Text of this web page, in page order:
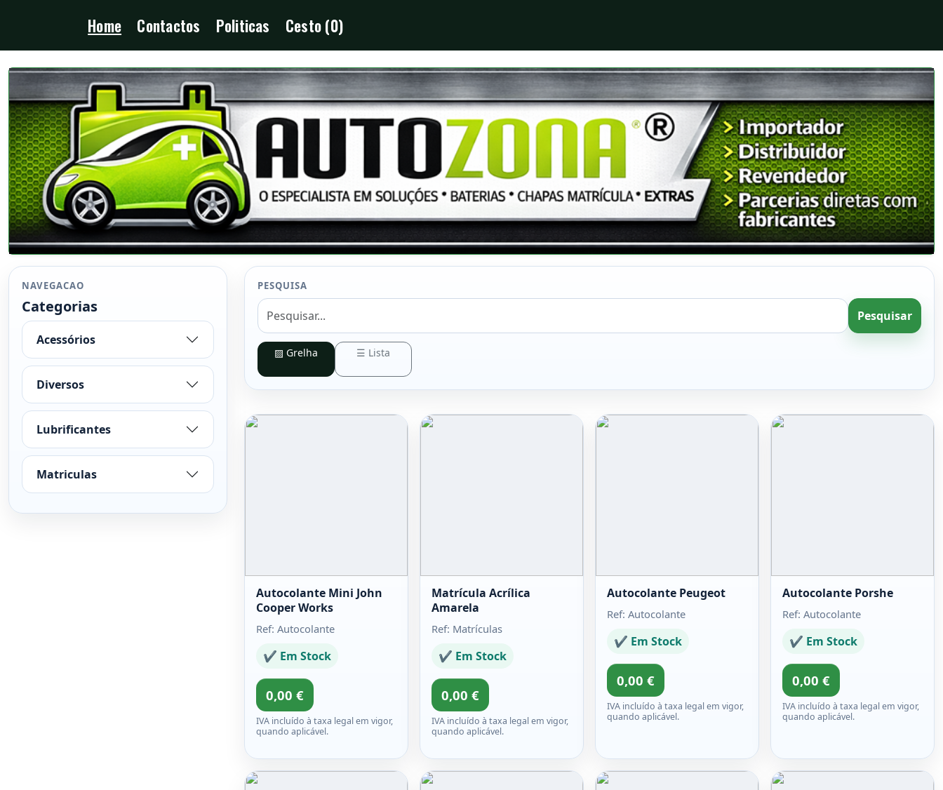
Home Contactos Politicas Cesto (0)
NAVEGACAO
Categorias
Acessórios
Diversos
Lubrificantes
Matriculas
PESQUISA
Pesquisar
▨ Grelha ☰ Lista
Autocolante Mini John
Cooper Works
Ref: Autocolante
✔ Em Stock
0,00 €
IVA incluído à taxa legal em vigor,
quando aplicável.
Matrícula Acrílica
Amarela
Ref: Matrículas
✔ Em Stock
0,00 €
IVA incluído à taxa legal em vigor,
quando aplicável.
Autocolante Peugeot
Ref: Autocolante
✔ Em Stock
0,00 €
IVA incluído à taxa legal em vigor,
quando aplicável.
Autocolante Porshe
Ref: Autocolante
✔ Em Stock
0,00 €
IVA incluído à taxa legal em vigor,
quando aplicável.